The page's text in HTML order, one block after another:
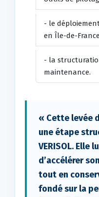
- le
en Île-de-
- la
maintenance.
« Cette levée
une étape
VERISOL. Elle
d’accélérer
tout en
fondé sur la